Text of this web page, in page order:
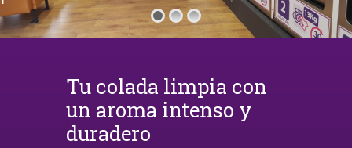
Tu colada limpia con
un aroma intenso y
duradero